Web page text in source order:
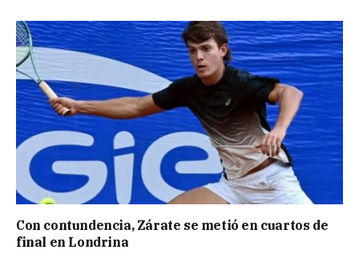
Con contundencia, Zárate se metió en cuartos de
final en Londrina